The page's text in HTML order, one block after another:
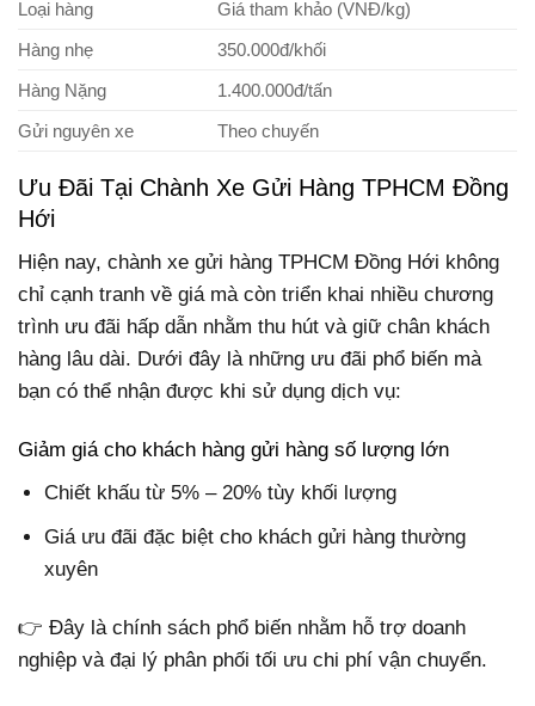
Loại hàng
Giá tham khảo (VNĐ/kg)
Hàng nhẹ
350.000đ/khối
Hàng Nặng
1.400.000đ/tấn
Gửi nguyên xe
Theo chuyến
Ưu Đãi Tại Chành Xe Gửi Hàng TPHCM Đồng
Hới
Hiện nay, chành xe gửi hàng TPHCM Đồng Hới không
chỉ cạnh tranh về giá mà còn triển khai nhiều chương
trình ưu đãi hấp dẫn nhằm thu hút và giữ chân khách
hàng lâu dài. Dưới đây là những ưu đãi phổ biến mà
bạn có thể nhận được khi sử dụng dịch vụ:
Giảm giá cho khách hàng gửi hàng số lượng lớn
Chiết khấu từ 5% – 20% tùy khối lượng
Giá ưu đãi đặc biệt cho khách gửi hàng thường
xuyên
👉 Đây là chính sách phổ biến nhằm hỗ trợ doanh
nghiệp và đại lý phân phối tối ưu chi phí vận chuyển.